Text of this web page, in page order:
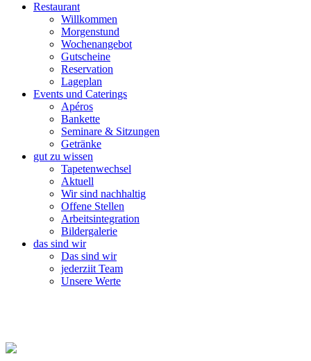
Restaurant
Willkommen
Morgenstund
Wochenangebot
Gutscheine
Reservation
Lageplan
Events und Caterings
Apéros
Bankette
Seminare & Sitzungen
Getränke
gut zu wissen
Tapetenwechsel
Aktuell
Wir sind nachhaltig
Offene Stellen
Arbeitsintegration
Bildergalerie
das sind wir
Das sind wir
jederziit Team
Unsere Werte